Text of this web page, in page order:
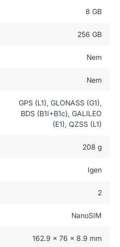
8 GB
256 GB
Nem
Nem
GPS (L1), GLONASS (G1),
BDS (B1I+B1c), GALILEO
(E1), QZSS (L1)
208 g
Igen
2
NanoSIM
162.9 x 76 x 8.9 mm